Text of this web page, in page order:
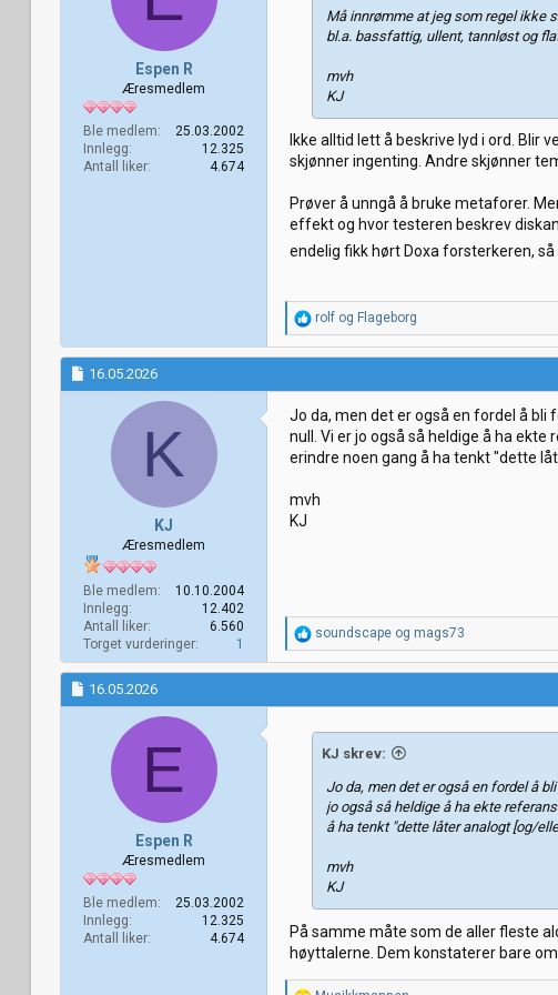
Espen R
Æresmedlem
Ble medlem
25.03.2002
Innlegg
12.325
Antall liker
4.674
Må innrømme at jeg som regel ikke
bl.a. bassfattig, ullent, tannløst og
mvh
KJ
Ikke alltid lett å beskrive lyd i ord. Blir
skjønner ingenting. Andre skjønner
Prøver å unngå å bruke metaforer.
effekt og hvor testeren beskrev
endelig fikk hørt Doxa forsterkeren,
R
e
a
o
n
e
:
rolf og Flageborg
16.05.2026
K
KJ
Æresmedlem
Ble medlem
10.10.2004
Innlegg
12.402
Antall liker
6.560
Torget vurderinger
1
Jo da, men det er også en fordel å
null. Vi er jo også så heldige å ha
erindre noen gang å ha tenkt "dette
mvh
KJ
R
e
a
o
soundscape og mags73
16.05.2026
E
Espen R
Æresmedlem
Ble medlem
25.03.2002
Innlegg
12.325
Antall liker
4.674
KJ skrev:
Jo da, men det er også en fordel å
jo også så heldige å ha ekte
å ha tenkt "dette låter analogt [og/
mvh
KJ
På samme måte som de aller fleste
høyttalerne. Dem konstaterer bare